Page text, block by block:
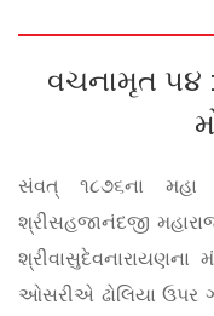
વચનામૃત ૫૪
સંવત્ ૧૮૭૬ના મહા
શ્રીસહજાનંદજી
ઓસરીએ ઢોલિયા ઉપર